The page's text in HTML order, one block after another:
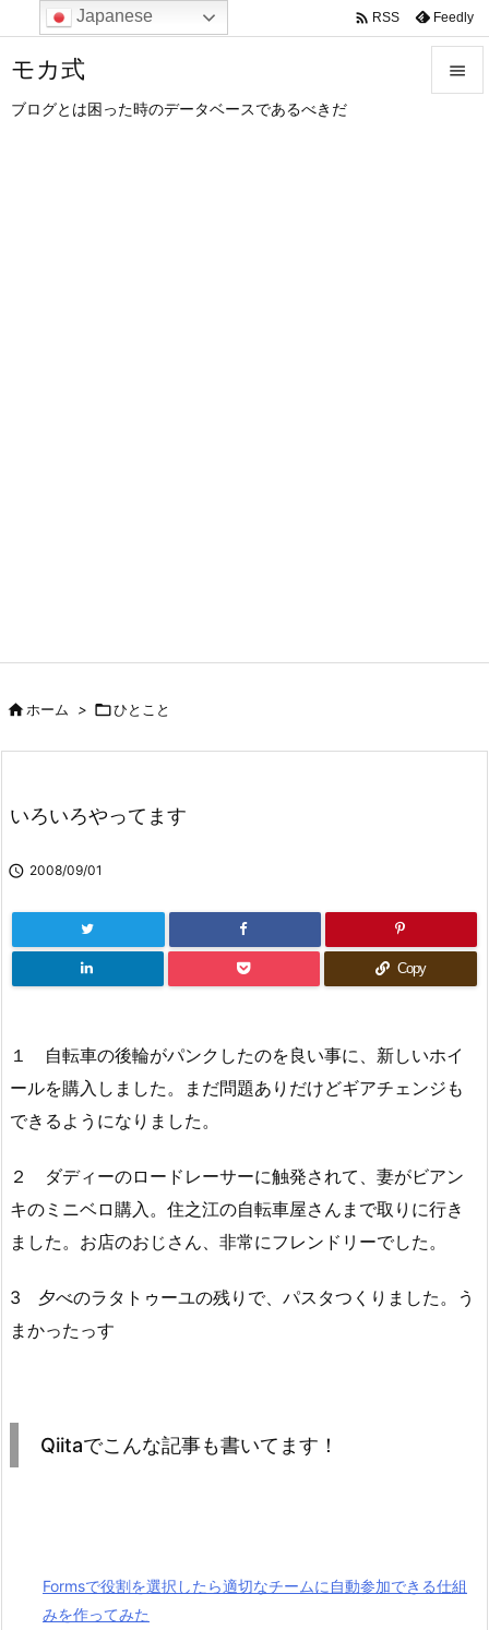
モカ式
ブログとは困った時のデータベースであるべきだ

 RSS Feedly
ホーム > ひとこと
いろいろやってます
 2008/09/01
Copy
１ 自転車の後輪がパンクしたのを良い事に、新しいホイ
ールを購入しました。まだ問題ありだけどギアチェンジも
できるようになりました。
２ ダディーのロードレーサーに触発されて、妻がビアン
キのミニベロ購入。住之江の自転車屋さんまで取りに行き
ました。お店のおじさん、非常にフレンドリーでした。
3 夕べのラタトゥーユの残りで、パスタつくりました。う
まかったっす
Qiitaでこんな記事も書いてます！
Formsで役割を選択したら適切なチームに自動参加できる仕組
みを作ってみた
Japanese